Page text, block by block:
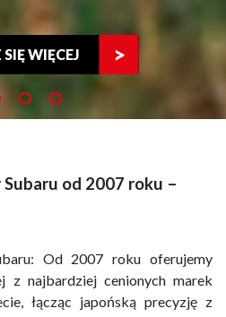
WIĘCEJ
od 2007 roku –
Od 2007 roku oferujemy
z najbardziej cenionych marek
łącząc japońską precyzję z